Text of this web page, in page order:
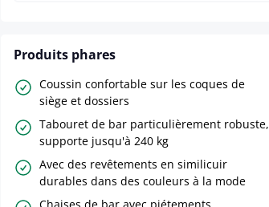
Produits phares
Coussin confortable sur les coques de
siège et dossiers
Tabouret de bar particulièrement robuste,
supporte jusqu'à 240 kg
Avec des revêtements en similicuir
durables dans des couleurs à la mode